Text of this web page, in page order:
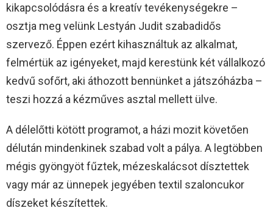
kikapcsolódásra és a kreatív tevékenységekre –
osztja meg velünk Lestyán Judit szabadidős
szervező. Éppen ezért kihasználtuk az alkalmat,
felmértük az igényeket, majd kerestünk két vállalkozó
kedvű sofőrt, aki áthozott bennünket a játszóházba –
teszi hozzá a kézműves asztal mellett ülve.
A délelőtti kötött programot, a házi mozit követően
délután mindenkinek szabad volt a pálya. A legtöbben
mégis gyöngyöt fűztek, mézeskalácsot dísztettek
vagy már az ünnepek jegyében textil szaloncukor
díszeket készítettek.